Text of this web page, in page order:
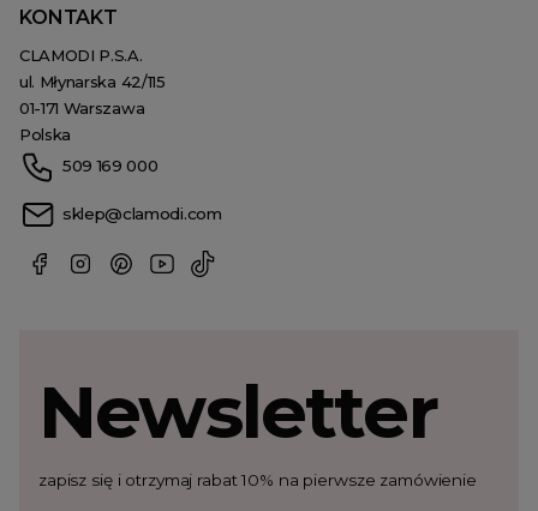
KONTAKT
CLAMODI P.S.A.
ul. Młynarska 42/115
01-171 Warszawa
Polska
509 169 000
sklep@clamodi.com
Newsletter
zapisz się i otrzymaj rabat 10% na pierwsze zamówienie